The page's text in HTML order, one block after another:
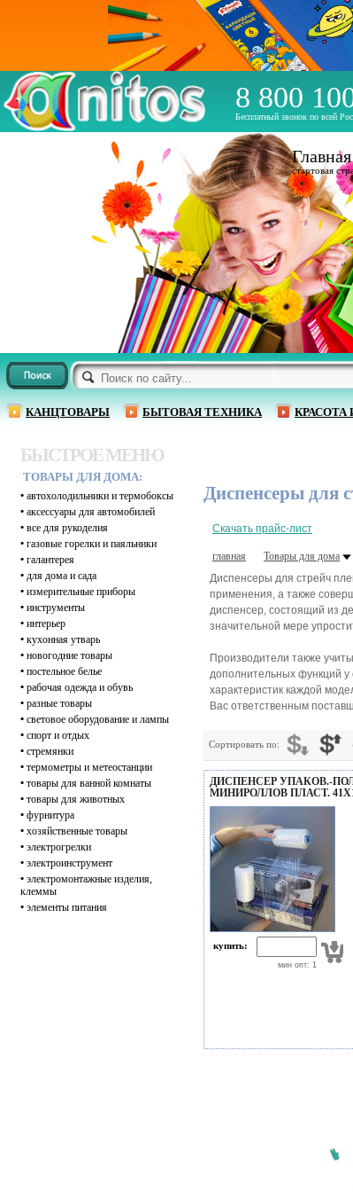
8 800
Бесплатный звонок по всей
КАНЦТОВАРЫ БЫТОВАЯ ТЕХНИКА КРАСОТА
Главная
стартовая
БЫСТРОЕ МЕНЮ
ТОВАРЫ ДЛЯ ДОМА:
• автохолодильники и термобоксы
• аксессуары для автомобилей
• все для рукоделия
• газовые горелки и паяльники
• галантерея
• для дома и сада
• измерительные приборы
• инструменты
• интерьер
• кухонная утварь
• новогодние товары
• постельное белье
• рабочая одежда и обувь
• разные товары
• световое оборудование и лампы
• спорт и отдых
• стремянки
• термометры и метеостанции
• товары для ванной комнаты
• товары для животных
• фурнитура
• хозяйственные товары
• электрогрелки
• электроинструмент
• электромонтажные изделия,
клеммы
• элементы питания
Диспенсеры для
Скачать прайс-лист
главная Товары для дома
Диспенсеры для стрейч
применения, а также
диспенсер, состоящий из
значительной мере
Производители также
дополнительных функций у
характеристик каждой
Вас ответственным
Сортировать по:
ДИСПЕНСЕР УПАКОВ.-
МИНИРОЛЛОВ ПЛАСТ.
купить:
мин опт: 1